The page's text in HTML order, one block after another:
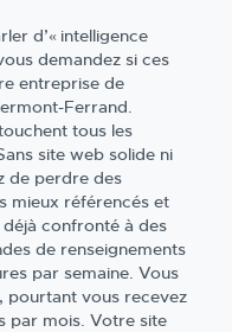
d’« intelligence
demandez si ces
entreprise de
Ferrand.
tous les
site web solide ni
de perdre des
mieux référencés et
confronté à des
de renseignements
par semaine. Vous
pourtant vous recevez
par mois. Votre site